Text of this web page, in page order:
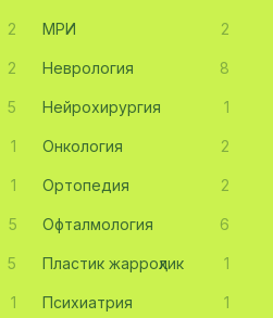
2 МРИ 2
2 Неврология 8
5 Нейрохирургия 1
1 Онкология 2
1 Ортопедия 2
5 Офталмология 6
5 Пластик жарроҳлик 1
1 Психиатрия 1